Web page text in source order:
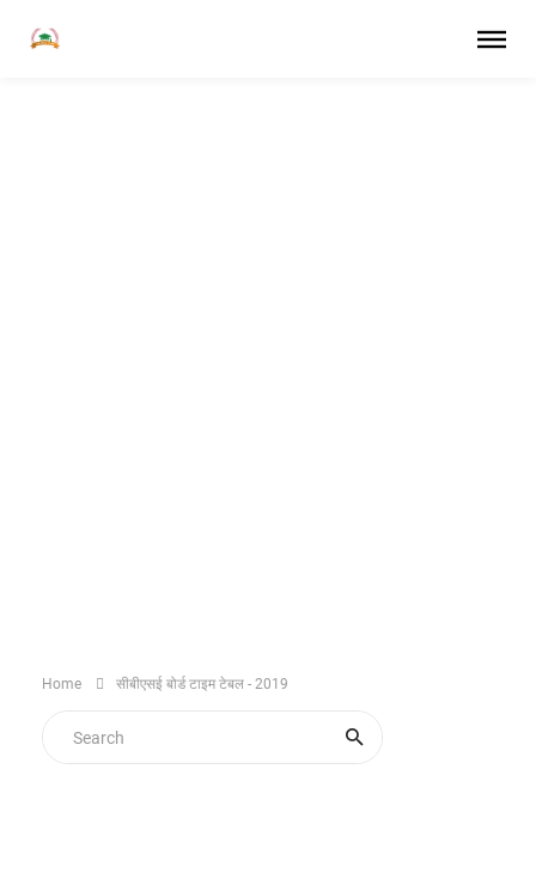
Home सीबीएसई बोर्ड टाइम टेबल - 2019